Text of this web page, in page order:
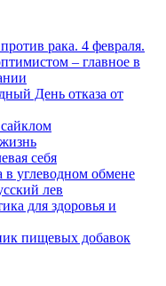
рака. 4 февраля.
– главное в
День отказа от
себя
углеводном обмене
лев
для здоровья и
пищевых добавок